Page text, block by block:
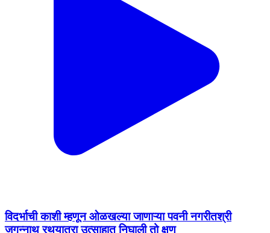
विदर्भाची काशी म्हणून ओळखल्या जाणाऱ्या पवनी नगरीतश्री
जगन्नाथ रथयात्रा उत्साहात निघाली तो क्षण